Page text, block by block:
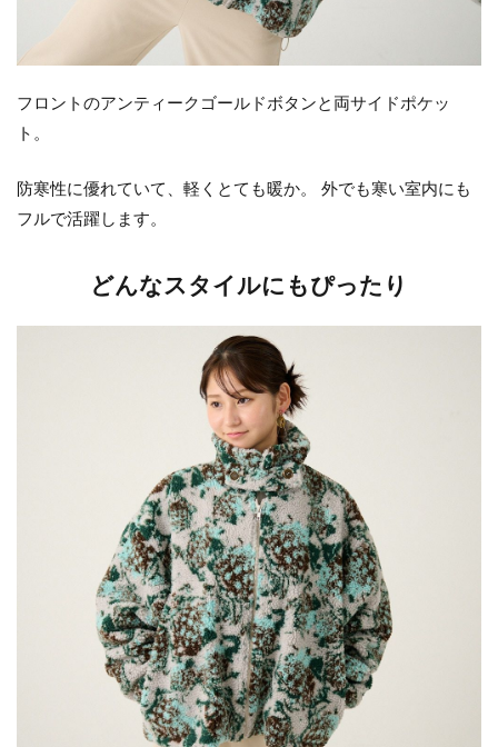
フロントのアンティークゴールドボタンと両サイドポケッ
ト。
防寒性に優れていて、軽くとても暖か。 外でも寒い室内にも
フルで活躍します。
どんなスタイルにもぴったり